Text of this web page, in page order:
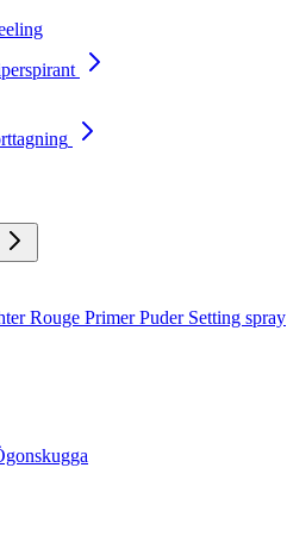
Rouge PrimerPuder Setting spray